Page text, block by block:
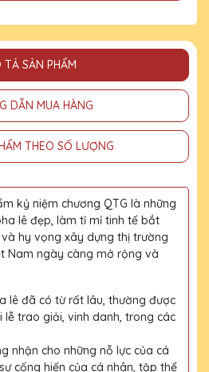
TẢ SẢN PHẨM
DẪN MUA HÀNG
THEO SỐ LƯỢNG
kỷ niệm chương QTG là những
lê đẹp, làm tỉ mỉ tinh tế bắt
hy vọng xây dựng thị trường
Nam ngày càng mở rộng và
lê đã có từ rất lâu, thường được
lễ trao giải, vinh danh, trong các
nhận cho những nỗ lực của cá
cống hiến của cá nhân, tập thể